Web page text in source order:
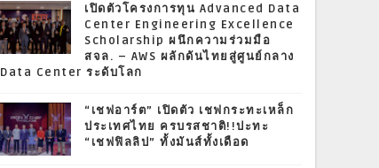
เปิดตัวโครงการทุน Advanced Data
Center Engineering Excellence
Scholarship ผนึกความร่วมมือ
สจล. – AWS ผลักดันไทยสู่ศูนย์กลาง
Data Center ระดับโลก
“เชฟอาร์ต” เปิดตัว เชฟกระทะเหล็ก
ประเทศไทย ครบรสชาติ!!ปะทะ
“เชฟฟิลลิป” ทั้งมันส์ทั้งเดือด